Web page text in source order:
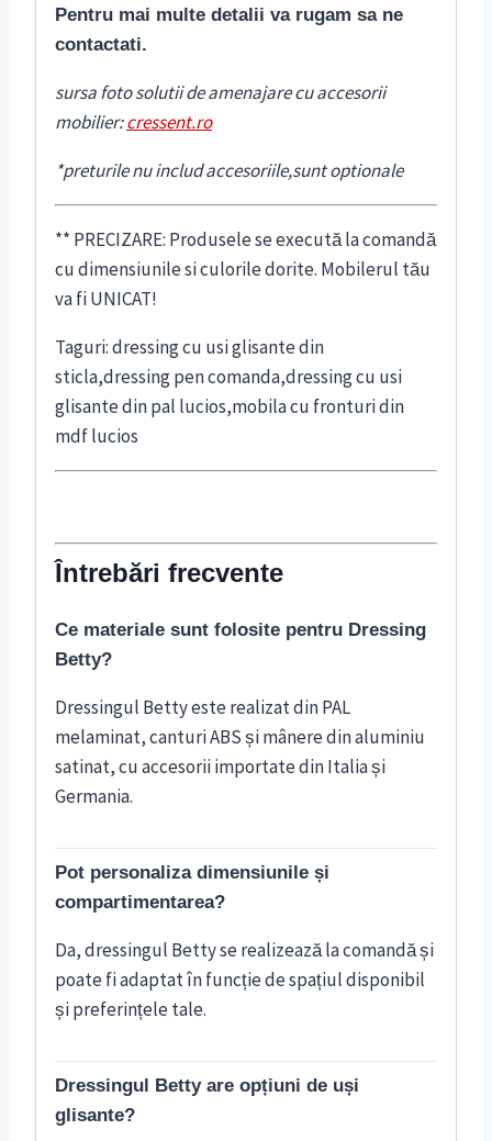
Pentru mai multe detalii va rugam sa ne
contactati.
sursa foto solutii de amenajare cu accesorii
mobilier:cressent.ro
*preturile nu includ accesoriile,sunt optionale
** PRECIZARE: Produsele se execută la comandă
cu dimensiunile si culorile dorite. Mobilerul tău
va fi UNICAT!
Taguri: dressing cu usi glisante din
sticla,dressing pen comanda,dressing cu usi
glisante din pal lucios,mobila cu fronturi din
mdf lucios
Întrebări frecvente
Ce materiale sunt folosite pentru Dressing
Betty?
Dressingul Betty este realizat din PAL
melaminat, canturi ABS și mânere din aluminiu
satinat, cu accesorii importate din Italia și
Germania.
Pot personaliza dimensiunile și
compartimentarea?
Da, dressingul Betty se realizează la comandă și
poate fi adaptat în funcție de spațiul disponibil
și preferințele tale.
Dressingul Betty are opțiuni de uși
glisante?